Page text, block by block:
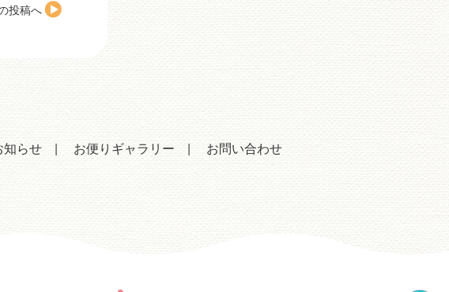
投稿へ
知らせ お便りギャラリー お問い合わせ